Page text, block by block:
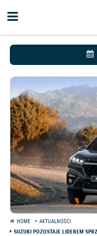
HOME
AKTUALNOŚCI
SUZUKI POZOSTAJE LIDEREM